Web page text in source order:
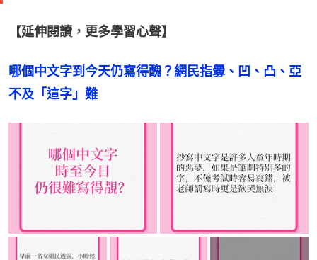
【延伸閱讀，更多學習心聲】
哪個中文字到今天仍寫得醜？網民指釁、凹、凸、亞
不及「這字」難